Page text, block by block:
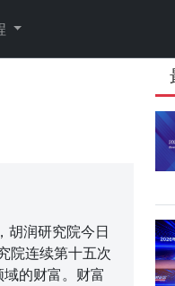
胡润研究院今日
院连续第十五次
的财富。财富